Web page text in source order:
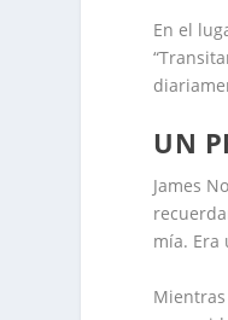
En el
UN
James
mía. Era